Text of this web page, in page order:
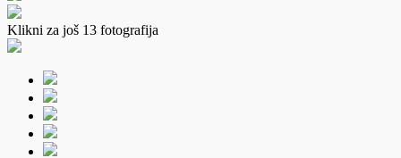
Klikni za još 13 fotografija